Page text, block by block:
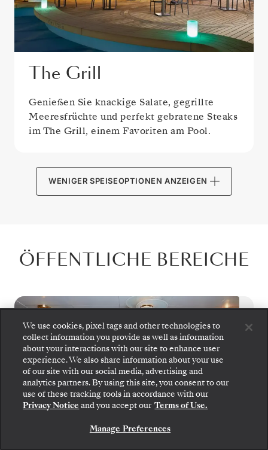
The Grill
Genießen Sie knackige Salate, gegrillte
Meeresfrüchte und perfekt gebratene Steaks
im The Grill, einem Favoriten am Pool.
WENIGER SPEISEOPTIONEN ANZEIGEN
ÖFFENTLICHE BEREICHE
We use cookies, pixel tags and other technologies to
collect information you provide as well as information
about your interactions with our site to enhance user
experience. We also share information about your use
of our site with our social media, advertising and
analytics partners. By using this site, you consent to our
use of these tracking tools in accordance with our
Privacy Notice and you accept our Terms of Use.
Manage Preferences